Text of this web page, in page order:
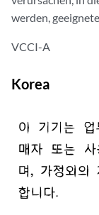
werden,
VCCI-A
Korea